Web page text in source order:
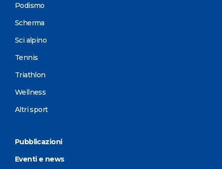
Podismo
Scherma
Sci alpino
Tennis
Triathlon
Wellness
Altri sport
Pubblicazioni
Eventi e news